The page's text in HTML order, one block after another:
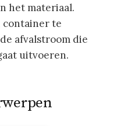
het materiaal.
container te
afvalstroom die
uitvoeren.